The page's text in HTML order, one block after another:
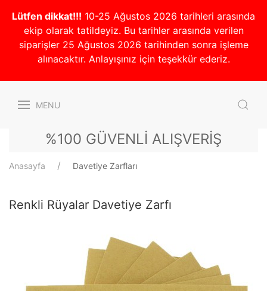
Lütfen dikkat!!! 10-25 Ağustos 2026 tarihleri arasında
ekip olarak tatildeyiz. Bu tarihler arasında verilen
siparişler 25 Ağustos 2026 tarihinden sonra işleme
alınacaktır. Anlayışınız için teşekkür ederiz.
MENU
%100 GÜVENLİ ALIŞVERİŞ
Anasayfa Davetiye Zarfları
Renkli Rüyalar Davetiye Zarfı